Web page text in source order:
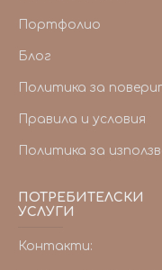
Портфолио
Блог
Политика за
Правила и условия
Политика за
ПОТРЕБИТЕЛСКИ
УСЛУГИ
Контакти: